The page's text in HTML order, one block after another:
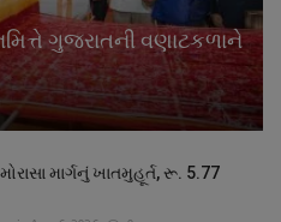
ગુજરાતની વણાટકળાને
માર્ગનું ખાતમુહૂર્ત, રૂ. 5.77